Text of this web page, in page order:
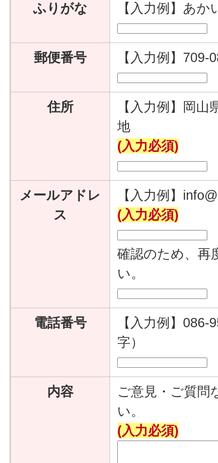
ふりがな 【入力例】あ
郵便番号 【入力例】
住所
【入力例】岡
地
(入力必須)
メールアドレ
ス
【入力例】
(入力必須)
確認のため、再
い。
電話番号
【入力例】
字）
内容
ご意見・ご質問
い。
(入力必須)